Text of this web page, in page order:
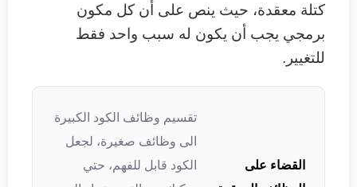
كتلة معقدة، حيث ينص على أن كل مكون
برمجي يجب أن يكون له سبب واحد فقط
للتغيير.
القضاء على
تقسيم وظائف الكود الكبيرة
الى وظائف صغيرة، لجعل
الكود قابل للفهم، حتي